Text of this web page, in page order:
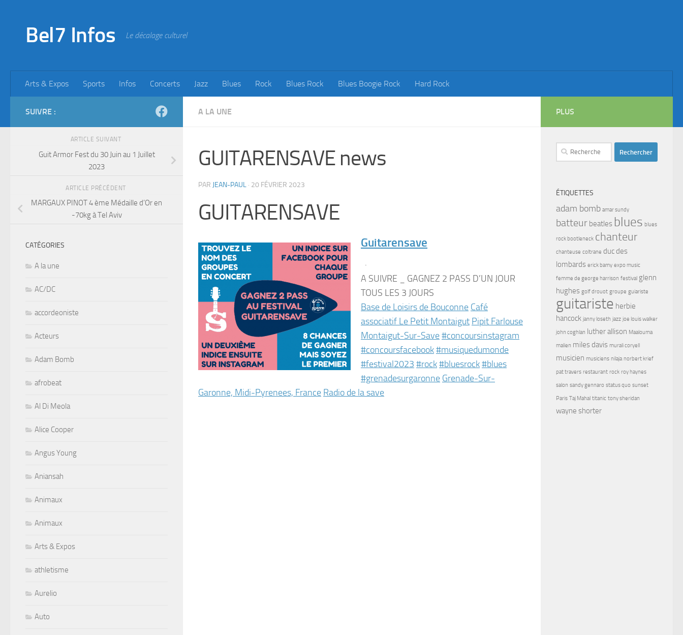
Bel7 Infos Le décalage culturel
Arts & Expos Sports Infos Concerts Jazz Blues Rock Blues Rock Blues Boogie Rock Hard Rock
A LA UNE
GUITARENSAVE news
PAR JEAN-PAUL · 20 FÉVRIER 2023
GUITARENSAVE
Guitarensave
·
A SUIVRE _ GAGNEZ 2 PASS D’UN JOUR
TOUS LES 3 JOURS
Base de Loisirs de Bouconne Café
associatif Le Petit Montaigut Pipit Farlouse
Montaigut-Sur-Save#concoursinstagram
#concoursfacebook#musiquedumonde
#festival2023 #rock#bluesrock#blues
#grenadesurgaronne Grenade-Sur-
Garonne, Midi-Pyrenees, France Radio de la save
SUIVRE :
ARTICLE SUIVANT
Guit Armor Fest du 30 Juin au 1 Juillet
2023
ARTICLE PRÉCÉDENT
MARGAUX PINOT 4 ème Médaille d’Or en
-70kg à Tel Aviv
CATÉGORIES
A la une
AC/DC
accordeoniste
Acteurs
Adam Bomb
afrobeat
Al Di Meola
Alice Cooper
Angus Young
Aniansah
Animaux
Animaux
Arts & Expos
athletisme
Aurelio
Auto
PLUS
Rechercher :
ÉTIQUETTES
adam bomb amar sundy
batteur beatles blues blues
rock bootleneck chanteur
chanteuse coltrane duc des
lombards erick bamy expo music
femme de george harrison festival glenn
hughes golf drouot groupe guiariste
guitariste herbie
hancock janny loseth jazz joe louis walker
john coghlan luther allison Maalouma
malien miles davis murali coryell
musicien musiciens nilaja norbert krief
pat travers restaurant rock roy haynes
salon sandy gennaro status quo sunset
Paris Taj Mahal titanic tony sheridan
wayne shorter